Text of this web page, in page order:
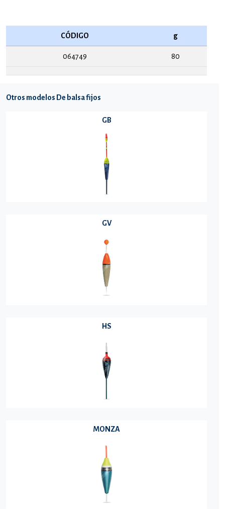
CÓDIGO g
064749 80
Otros modelos De balsa fijos
GB
GV
HS
MONZA